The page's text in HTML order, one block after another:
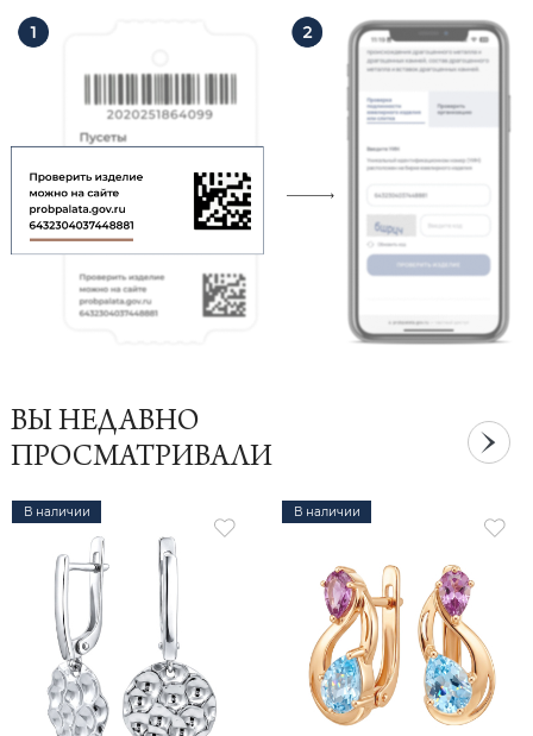
ВЫ НЕДАВНО
ПРОСМАТРИВАЛИ
В наличии В наличии